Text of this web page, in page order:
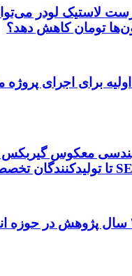
لاستیک لودر
تومان کاهش دهد؟
برای اجرای پروژه
معکوس گیربکس
چالش‌های ۲۵ سال پژوهش در